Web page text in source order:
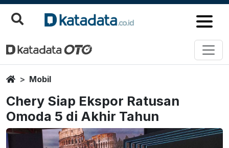
HomeMobil
Chery Siap Ekspor Ratusan
Omoda 5 di Akhir Tahun